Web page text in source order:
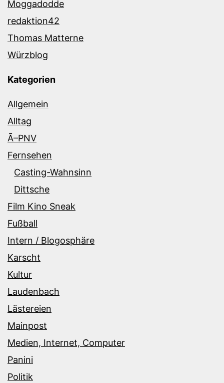
Moggadodde
redaktion42
Thomas Matterne
Würzblog
Kategorien
Allgemein
Alltag
Ã–PNV
Fernsehen
Casting-Wahnsinn
Dittsche
Film Kino Sneak
Fußball
Intern / Blogosphäre
Karscht
Kultur
Laudenbach
Lästereien
Mainpost
Medien, Internet, Computer
Panini
Politik